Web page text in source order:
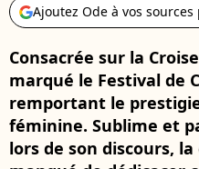
Ajoutez Ode à vos sources
Consacrée sur la
marqué le Festival de
remportant le
féminine. Sublime et
lors de son discours,